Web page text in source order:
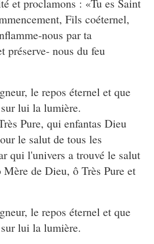
et proclamons : «Tu es Saint
Fils coéternel,
nous par ta
préserve- nous du feu
le repos éternel et que
lui la lumière.
Pure, qui enfantas Dieu
le salut de tous les
qui l'univers a trouvé le salut
Mère de Dieu, ô Très Pure et
le repos éternel et que
lui la lumière.